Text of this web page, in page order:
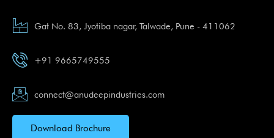
Gat No. 83, Jyotiba nagar, Talwade, Pune - 411062
+91 9665749555
connect@anudeepindustries.com
Download Brochure